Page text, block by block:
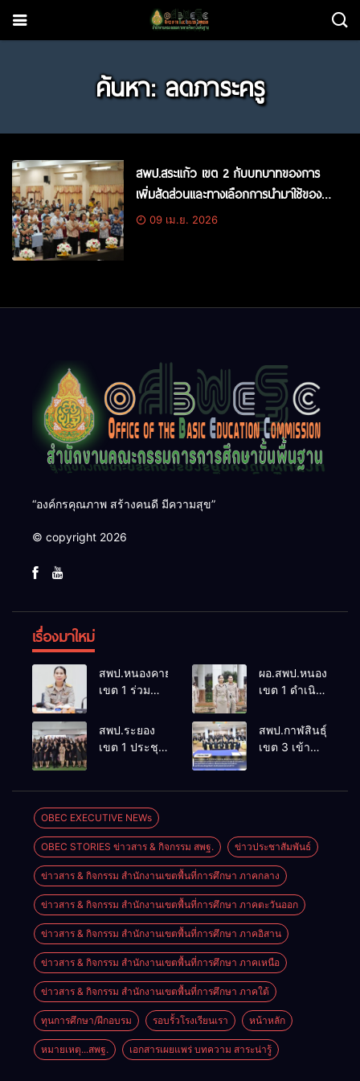
ค้นหา: ลดภาระครู
สพป.สระแก้ว เขต 2 กับบทบาทของการ
เพิ่มสัดส่วนและทางเลือกการนำมาใช้ของ
เครื่องมือ/เทคโนโลยี
09 เม.ย. 2026
“องค์กรคุณภาพ สร้างคนดี มีความสุข”
© copyright 2026
เรื่องมาใหม่
สพป.หนองคาย
เขต 1 ร่วม
กรรมการส่ง
เสริม
สวัสดิการและ
และบุคลากร
ทางการศึกษา
จังหวัด
หนองคาย
ครั้งที่ 7/2569
ผอ.สพป.หนองคาย
เขต 1 ดำเนิน
เสาธง เคารพ
ธงชาติ สวด
ปฏิญญาเขต
ขึ้นใจ”
สพป.ระยอง
เขต 1 ประชุม
อังกฤษ มุ่งยก
ระดับ
สมรรถนะผู้
เรียนตาม
กรอบ CEFR
สพป.กาฬสินธุ์
เขต 3 เข้า
ข่ายความร่วม
มือในการ
บริหารการ
ศึกษาของผู้
บริหารการ
ศึกษาและ
บุคลากร
ทางการศึกษา
เพื่อยกระดับ
คุณภาพการ
ศึกษาและ
กิจกรรมเชิดชู
เกียรติ ประจำ
OBEC EXECUTIVE NEWs
OBEC STORIES ข่าวสาร & กิจกรรม สพฐ. ข่าวประชาสัมพันธ์
ข่าวสาร & กิจกรรม สำนักงานเขตพื้นที่การศึกษา ภาคกลาง
ข่าวสาร & กิจกรรม สำนักงานเขตพื้นที่การศึกษา ภาคตะวันออก
ข่าวสาร & กิจกรรม สำนักงานเขตพื้นที่การศึกษา ภาคอิสาน
ข่าวสาร & กิจกรรม สำนักงานเขตพื้นที่การศึกษา ภาคเหนือ
ข่าวสาร & กิจกรรม สำนักงานเขตพื้นที่การศึกษา ภาคใต้
ทุนการศึกษา/ฝึกอบรม รอบรั้วโรงเรียนเรา หน้าหลัก
หมายเหตุ...สพฐ. เอกสารเผยแพร่ บทความ สาระน่ารู้